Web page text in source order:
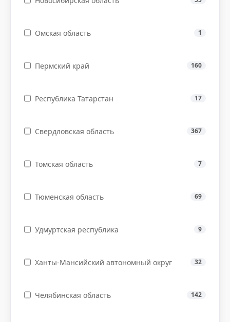
Омская область 1
Пермский край 160
Республика Татарстан 17
Свердловская область 367
Томская область 7
Тюменская область 69
Удмуртская республика 9
Ханты-Мансийский автономный округ 32
Челябинская область 142